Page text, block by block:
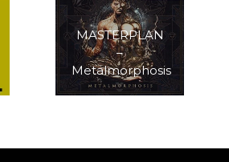
MASTERPLAN
–
Metalmorphosis